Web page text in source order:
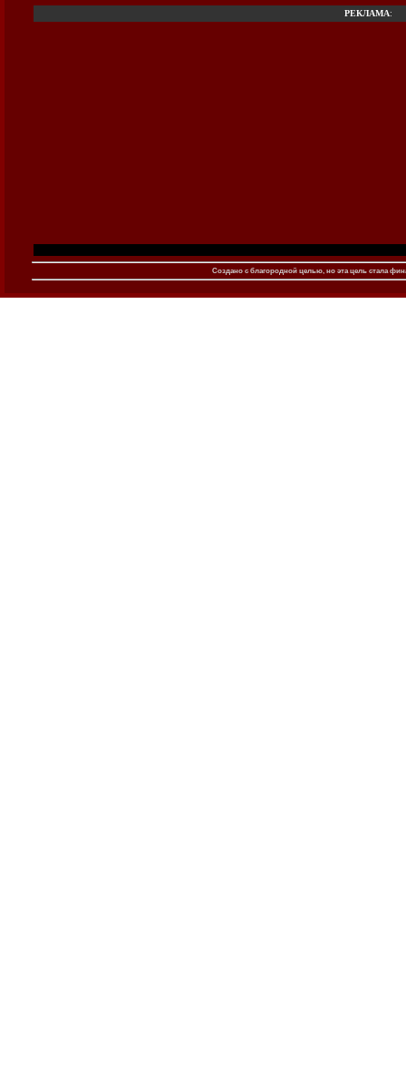
РЕКЛАМА:
Создано c благородной целью, но эта цель стала